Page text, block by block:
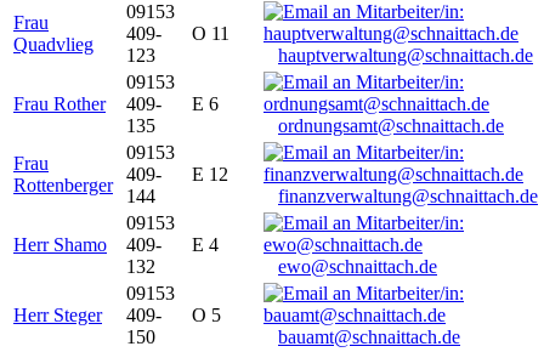
Frau
Quadvlieg
09153
409-
123
O 11
hauptverwaltung@schnaittach.de
Frau Rother
09153
409-
135
E 6
ordnungsamt@schnaittach.de
Frau
Rottenberger
09153
409-
144
E 12
finanzverwaltung@schnaittach.de
Herr Shamo
09153
409-
132
E 4
ewo@schnaittach.de
Herr Steger
09153
409-
150
O 5
bauamt@schnaittach.de